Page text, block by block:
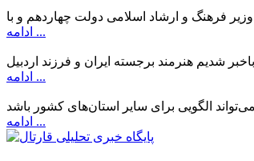
ادامه ...
ادامه ...
ادامه ...